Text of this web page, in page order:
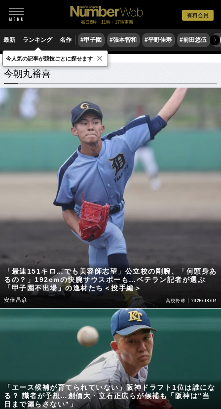
有料会員
毎日6時・11時・17時更新
最新 ランキング 名作 #甲子園 #張本智和 #平野佳寿 #前田悠伍 #
〉
今朝丸裕喜 関連記事
今朝丸裕喜
「最速151キロ…でも美容師志望」公立校の剛腕、「何頭身あ
るの？」192cmの快腕サウスポーも…ベテラン記者が選ぶ
「甲子園不出場」の逸材たち＜投手編＞
安倍昌彦 高校野球 2026/08/04
「エース候補が育てられていない」阪神ドラフト1位は誰にな
る？ 識者が予想…創価大・立石正広らが候補も「阪神は“当
日まで漏らさない”」
今人気の記事が競技ごとに探せます ×